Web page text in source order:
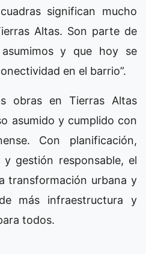
significan mucho
Altas. Son parte de
y que hoy se
en el barrio”.
obras en Tierras Altas
asumido y cumplido con
Con planificación,
gestión responsable, el
transformación urbana y
más infraestructura y
todos.